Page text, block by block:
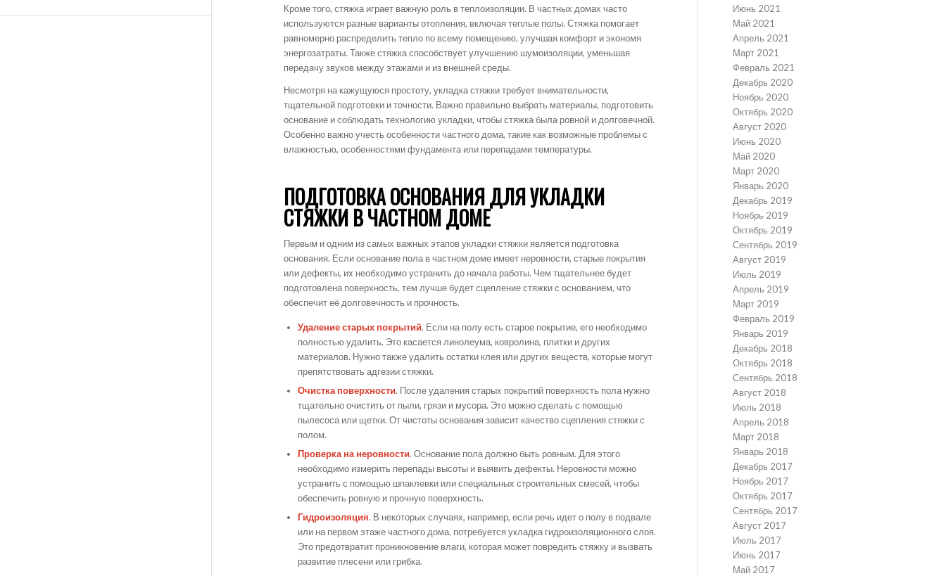
Кроме того, стяжка играет важную роль в теплоизоляции. В частных домах часто
используются разные варианты отопления, включая теплые полы. Стяжка помогает
равномерно распределить тепло по всему помещению, улучшая комфорт и экономя
энергозатраты. Также стяжка способствует улучшению шумоизоляции, уменьшая
передачу звуков между этажами и из внешней среды.
Несмотря на кажущуюся простоту, укладка стяжки требует внимательности,
тщательной подготовки и точности. Важно правильно выбрать материалы, подготовить
основание и соблюдать технологию укладки, чтобы стяжка была ровной и долговечной.
Особенно важно учесть особенности частного дома, такие как возможные проблемы с
влажностью, особенностями фундамента или перепадами температуры.
ПОДГОТОВКА ОСНОВАНИЯ ДЛЯ УКЛАДКИ
СТЯЖКИ В ЧАСТНОМ ДОМЕ
Первым и одним из самых важных этапов укладки стяжки является подготовка
основания. Если основание пола в частном доме имеет неровности, старые покрытия
или дефекты, их необходимо устранить до начала работы. Чем тщательнее будет
подготовлена поверхность, тем лучше будет сцепление стяжки с основанием, что
обеспечит её долговечность и прочность.
Удаление старых покрытий. Если на полу есть старое покрытие, его необходимо
полностью удалить. Это касается линолеума, ковролина, плитки и других
материалов. Нужно также удалить остатки клея или других веществ, которые могут
препятствовать адгезии стяжки.
Очистка поверхности. После удаления старых покрытий поверхность пола нужно
тщательно очистить от пыли, грязи и мусора. Это можно сделать с помощью
пылесоса или щетки. От чистоты основания зависит качество сцепления стяжки с
полом.
Проверка на неровности. Основание пола должно быть ровным. Для этого
необходимо измерить перепады высоты и выявить дефекты. Неровности можно
устранить с помощью шпаклевки или специальных строительных смесей, чтобы
обеспечить ровную и прочную поверхность.
Гидроизоляция. В некоторых случаях, например, если речь идет о полу в подвале
или на первом этаже частного дома, потребуется укладка гидроизоляционного слоя.
Это предотвратит проникновение влаги, которая может повредить стяжку и вызвать
развитие плесени или грибка.
Июнь 2021
Май 2021
Апрель 2021
Март 2021
Февраль 2021
Декабрь 2020
Ноябрь 2020
Октябрь 2020
Август 2020
Июнь 2020
Май 2020
Март 2020
Январь 2020
Декабрь 2019
Ноябрь 2019
Октябрь 2019
Сентябрь 2019
Август 2019
Июль 2019
Апрель 2019
Март 2019
Февраль 2019
Январь 2019
Декабрь 2018
Октябрь 2018
Сентябрь 2018
Август 2018
Июль 2018
Апрель 2018
Март 2018
Январь 2018
Декабрь 2017
Ноябрь 2017
Октябрь 2017
Сентябрь 2017
Август 2017
Июль 2017
Июнь 2017
Май 2017